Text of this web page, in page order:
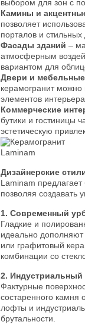
выбором для зон с
Камины и
позволяет
порталов и
Фасады зданий –
атмосферным
вариантом для
Двери и
керамогранит можно
элементов
Коммерческие
бутики и гостиницы
эстетическую
Дизайнерские
Laminam
позволяя создавать
1. Современный
Гладкие и
идеально
или графитовый
комбинации со
2. Индустриальный
Фактурные
состаренного камня
лофты и
брутальности.